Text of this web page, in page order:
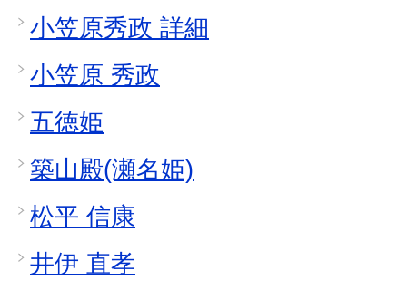
小笠原秀政 詳細
小笠原 秀政
五徳姫
築山殿(瀬名姫)
松平 信康
井伊 直孝